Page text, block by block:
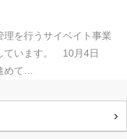
を行うサイベイト事業
ています。 10月4日
めて…